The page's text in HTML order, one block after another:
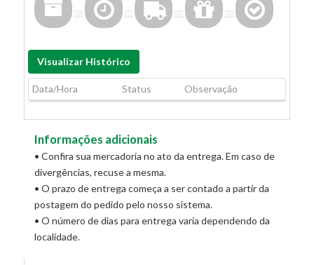
Visualizar Histórico
Data/Hora Status Observação
Informações adicionais
• Confira sua mercadoria no ato da entrega. Em caso de
divergências, recuse a mesma.
• O prazo de entrega começa a ser contado a partir da
postagem do pedido pelo nosso sistema.
• O número de dias para entrega varia dependendo da
localidade.